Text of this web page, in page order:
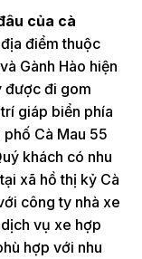
của cà
điểm thuộc
Gành Hào hiện
được đi gom
giáp biển phía
phố Cà Mau 55
khách có nhu
xã hồ thị kỷ Cà
công ty nhà xe
vụ xe hợp
hợp với nhu